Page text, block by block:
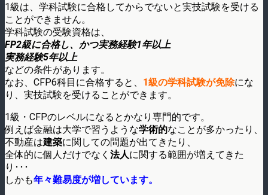
1級は、学科試験に合格してからでないと実技試験を受ける
ことができません。
学科試験の受験資格は、
FP2級に合格し、かつ実務経験1年以上
実務経験5年以上
などの条件があります。
なお、CFP6科目に合格すると、 1級の学科試験が免除にな
り、実技試験を受けることができます。
1級・CFPのレベルになるとかなり専門的です。
例えば金融は大学で習うような学術的なことが多かったり、
不動産は建築に関しての問題が出てきたり、
全体的に個人だけでなく 法人に関する範囲が増えてきた
り･･･
しかも年々難易度が増しています。